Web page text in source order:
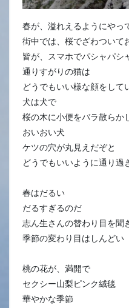
春が、溢れえるようにやっ
街中では、桜でざわついて
皆が、スマホでパシャパシ
通りすがりの猫は
どうでもいい様な顔をして
犬は犬で
桜の木に小便をバラ散らか
おいおい犬
ケツの穴が丸見えだぞと
どうでもいいように通り過
春はだるい
だるすぎるのだ
志ん生さんの替わり目を聞
季節の変わり目はしんどい
桃の花が、満開で
セクシー山梨ピンク絨毯
華やかな季節